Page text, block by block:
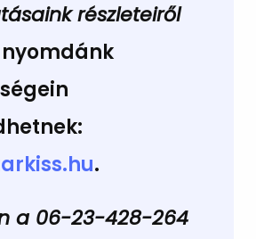
részleteiről
.
a 06-23-428-264